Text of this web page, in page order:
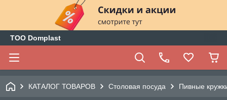
ТОО Domplast
КАТАЛОГ ТОВАРОВ Столовая посуда Пивные